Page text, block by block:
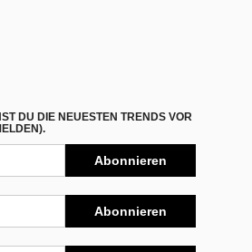
DU DIE NEUESTEN TRENDS VOR
Abonnieren
Abonnieren